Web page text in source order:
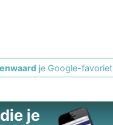
je Google-favoriet
je